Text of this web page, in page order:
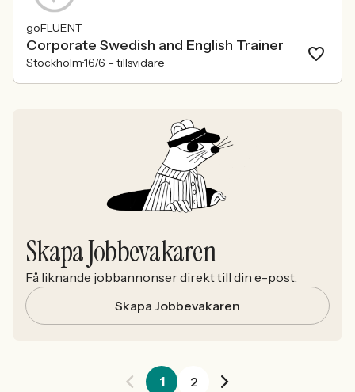
goFLUENT
Corporate Swedish and English Trainer
Stockholm16/6 – tillsvidare
Skapa Jobbevakaren
Få liknande jobbannonser direkt till din e-post.
Skapa Jobbevakaren
1 2